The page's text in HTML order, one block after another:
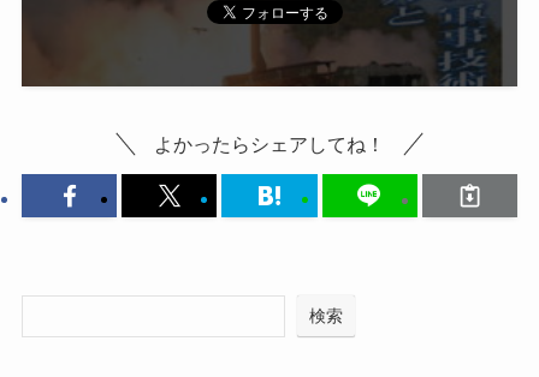
よかったらシェアしてね！
検索